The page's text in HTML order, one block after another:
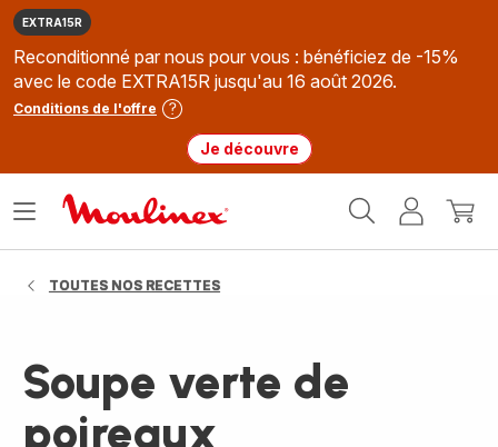
EXTRA15R
Reconditionné par nous pour vous : bénéficiez de -15%
avec le code EXTRA15R jusqu'au 16 août 2026.
Conditions de l'offre
Je découvre
MonMon
Ouvrir
TOUTES NOS RECETTES
Soupe verte de
poireaux